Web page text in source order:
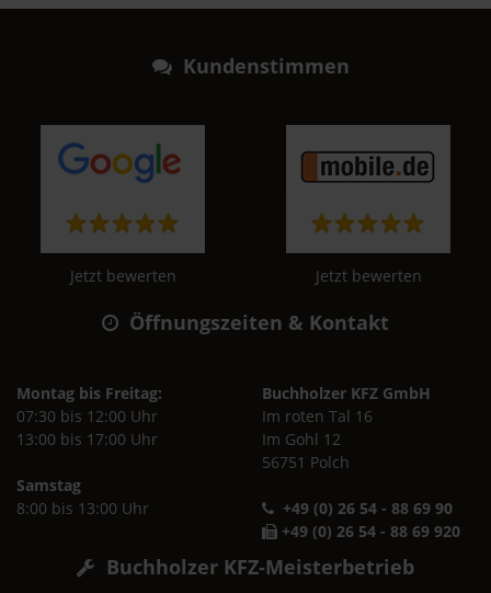
Kundenstimmen
Jetzt bewerten Jetzt bewerten
Öffnungszeiten & Kontakt
Montag bis Freitag:
07:30 bis 12:00 Uhr
13:00 bis 17:00 Uhr
Samstag
8:00 bis 13:00 Uhr
Buchholzer KFZ GmbH
Im roten Tal 16
Im Gohl 12
56751 Polch
+49 (0) 26 54 - 88 69 90
+49 (0) 26 54 - 88 69 920
Buchholzer KFZ-Meisterbetrieb